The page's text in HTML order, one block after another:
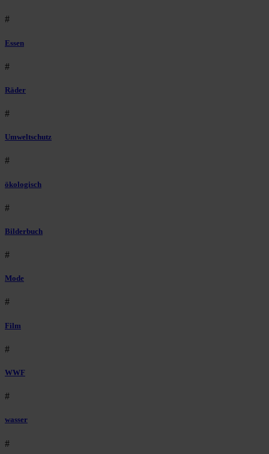
#
Essen
#
Räder
#
Umweltschutz
#
ökologisch
#
Bilderbuch
#
Mode
#
Film
#
WWF
#
wasser
#